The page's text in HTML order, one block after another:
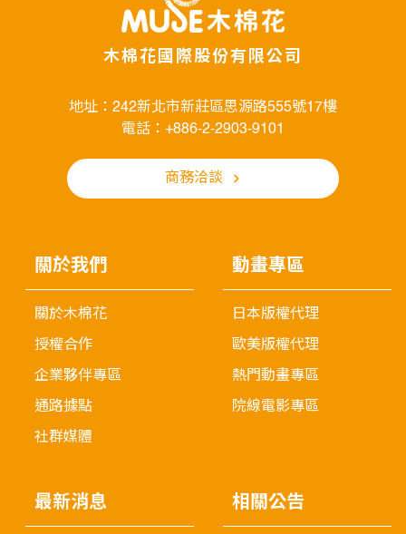
木棉花國際股份有限公司
地址：242新北市新莊區思源路555號17樓
電話：+886-2-2903-9101
商務洽談
關於我們
關於木棉花
授權合作
企業夥伴專區
通路據點
社群媒體
動畫專區
日本版權代理
歐美版權代理
熱門動畫專區
院線電影專區
最新消息 相關公告